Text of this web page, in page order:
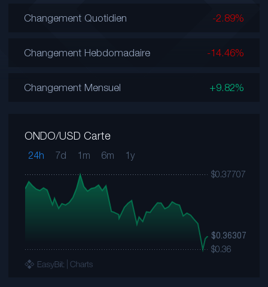
Changement Quotidien -2.89%
Changement Hebdomadaire -14.46%
Changement Mensuel +9.82%
ONDO/USD Carte
24h 7d 1m 6m 1y